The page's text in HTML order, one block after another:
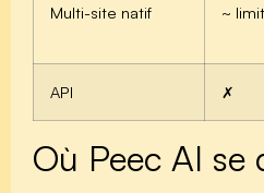
Multi-site natif ~
API ✗
Où Peec AI se